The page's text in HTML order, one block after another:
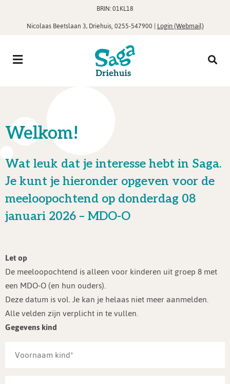
BRIN: 01KL18
Nicolaas Beetslaan 3, Driehuis,0255-547900 |Login (Webmail)
Welkom!
Wat leuk dat je interesse hebt in Saga.
Je kunt je hieronder opgeven voor de
meeloopochtend op donderdag 08
januari 2026 – MDO-O
Let op
De meeloopochtend is alleen voor kinderen uit groep 8 met
een MDO-O (en hun ouders).
Deze datum is vol. Je kan je helaas niet meer aanmelden.
Alle velden zijn verplicht in te vullen.
Gegevens kind